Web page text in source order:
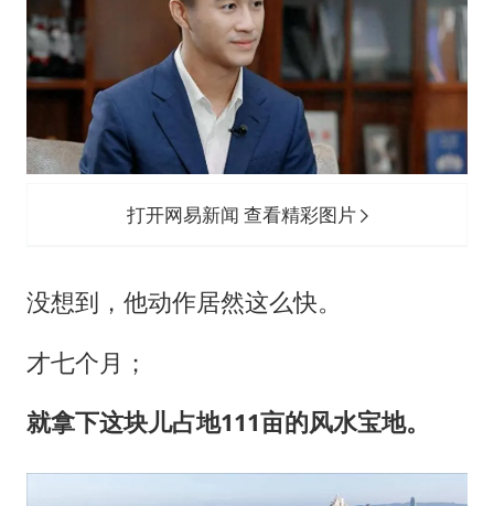
打开网易新闻 查看精彩图片
没想到，他动作居然这么快。
才七个月；
就拿下这块儿占地111亩的风水宝地。